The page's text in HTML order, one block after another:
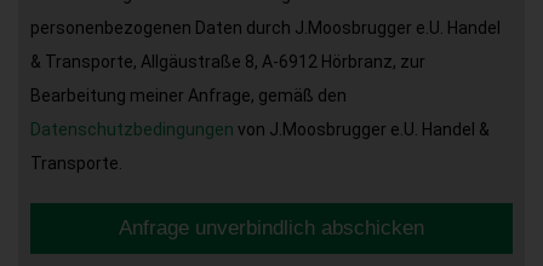
personenbezogenen Daten durch J.Moosbrugger e.U. Handel
& Transporte, Allgäustraße 8, A-6912 Hörbranz, zur
Bearbeitung meiner Anfrage, gemäß den
Datenschutzbedingungen von J.Moosbrugger e.U. Handel &
Transporte.
Anfrage unverbindlich abschicken